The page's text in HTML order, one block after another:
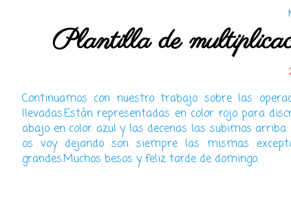
Plantilla de
Continuamos con nuestro trabajo sobre las
llevadas.Están representadas en color rojo para
abajo en color azul y las decenas las subimos
os voy dejando son siempre las mismas
grandes.Muchos besos y feliz tarde de domingo.